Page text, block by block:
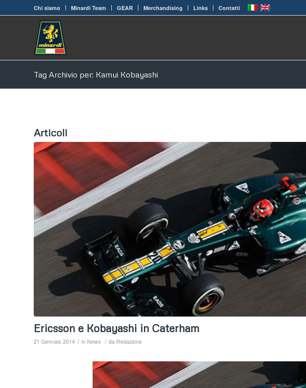
Chi siamo Minardi Team GEAR Merchandising Links Contatti
Tag Archivio per: Kamui Kobayashi
Articoli
Ericsson e Kobayashi in Caterham
21 Gennaio 2014 / in News / da Redazione